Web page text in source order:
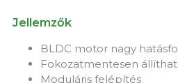
Jellemzők
BLDC motor nagy
Fokozatmentesen
Moduláris felépítés